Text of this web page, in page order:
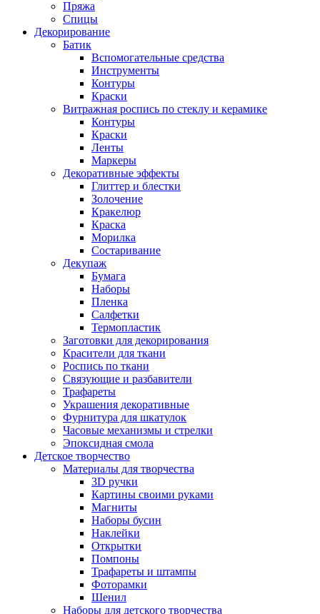
Пряжа
Спицы
Декорирование
Батик
Вспомогательные средства
Инструменты
Контуры
Краски
Витражная роспись по стеклу и керамике
Контуры
Краски
Ленты
Маркеры
Декоративные эффекты
Глиттер и блестки
Золочение
Кракелюр
Краска
Морилка
Состаривание
Декупаж
Бумага
Наборы
Пленка
Салфетки
Термопластик
Заготовки для декорирования
Красители для ткани
Роспись по ткани
Связующие и разбавители
Трафареты
Украшения декоративные
Фурнитура для шкатулок
Часовые механизмы и стрелки
Эпоксидная смола
Детское творчество
Материалы для творчества
3D ручки
Картины своими руками
Магниты
Наборы бусин
Наклейки
Открытки
Помпоны
Трафареты и штампы
Фоторамки
Шенил
Наборы для детского творчества